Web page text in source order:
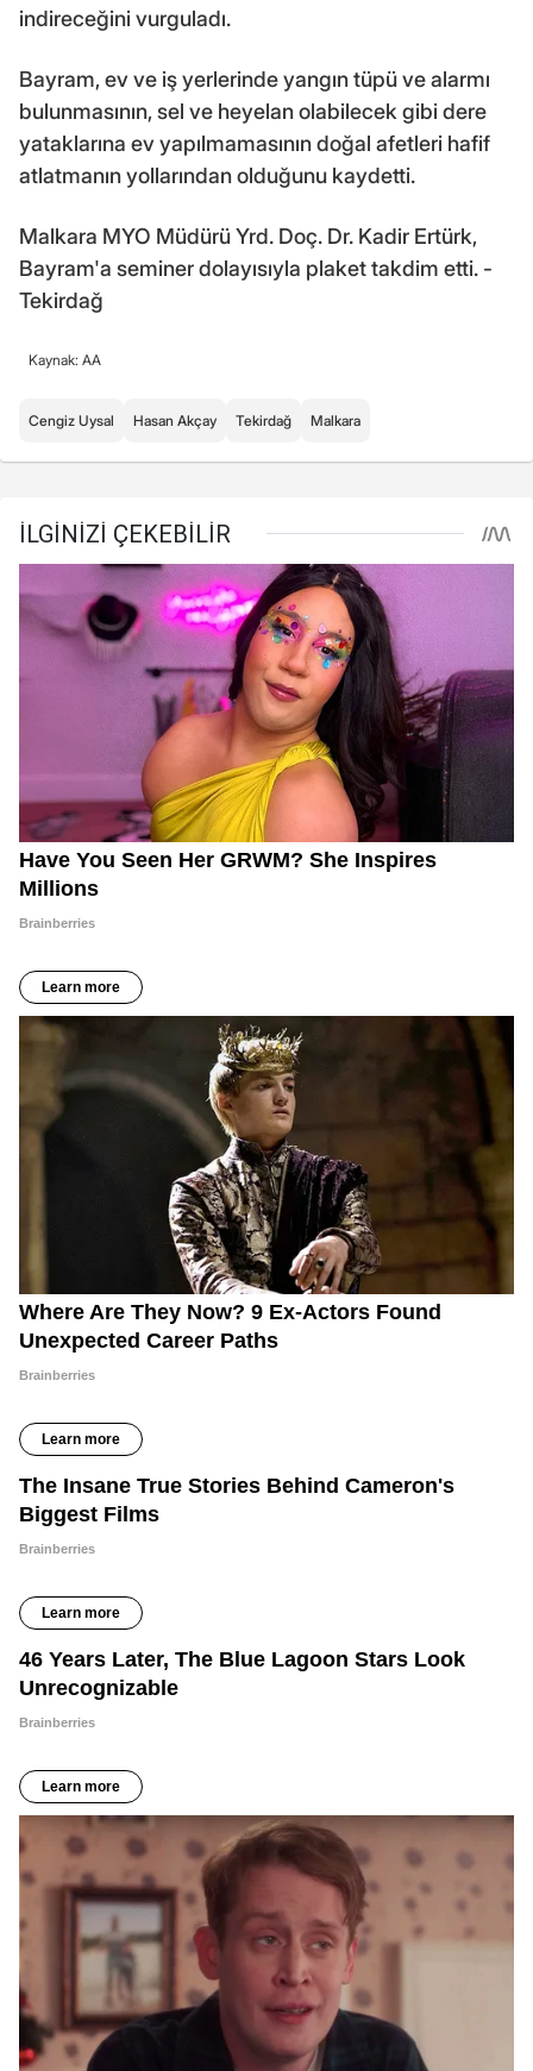
indireceğini vurguladı.
Bayram, ev ve iş yerlerinde yangın tüpü ve alarmı
bulunmasının, sel ve heyelan olabilecek gibi dere
yataklarına ev yapılmamasının doğal afetleri hafif
atlatmanın yollarından olduğunu kaydetti.
Malkara MYO Müdürü Yrd. Doç. Dr. Kadir Ertürk,
Bayram'a seminer dolayısıyla plaket takdim etti. -
Tekirdağ
Kaynak: AA
Cengiz Uysal Hasan Akçay Tekirdağ Malkara